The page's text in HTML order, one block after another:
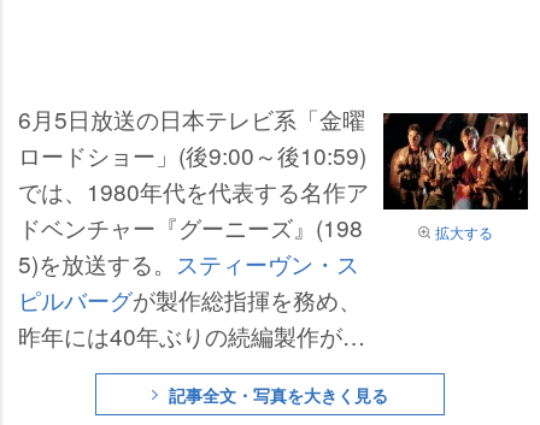
拡大する
6月5日放送の日本テレビ系「金曜
ロードショー」(後9:00～後10:59)
では、1980年代を代表する名作ア
ドベンチャー『グーニーズ』(198
5)を放送する。 スティーヴン・ス
ピルバーグが製作総指揮を務め、
昨年には40年ぶりの続編製作が発
表されるなど再注目を浴びる本作
が地上波によみがえる。記事全文・写真を大きく見る